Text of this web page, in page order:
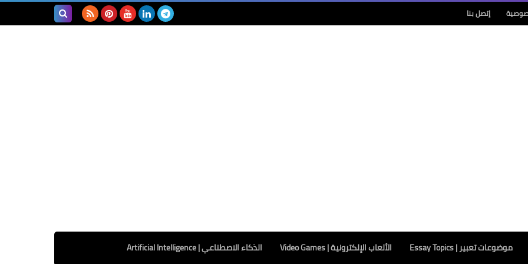
إتصل بنا
موضوعات تعبير | Essay Topics الألعاب الإلكترونية | Video Games الذكاء الاصطناعي | Artificial Intelligence